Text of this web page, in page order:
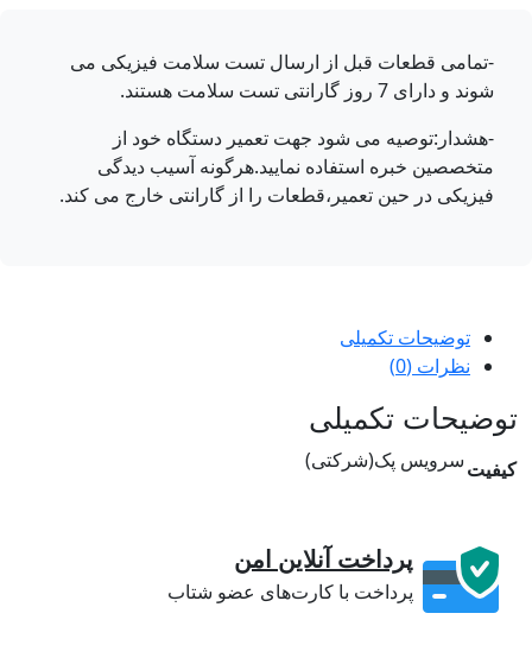
-تمامی قطعات قبل از ارسال تست سلامت فیزیکی می
شوند و دارای 7 روز گارانتی تست سلامت هستند.
-هشدار:توصیه می شود جهت تعمیر دستگاه خود از
متخصصین خبره استفاده نمایید.هرگونه آسیب دیدگی
فیزیکی در حین تعمیر،قطعات را از گارانتی خارج می کند.
توضیحات تکمیلی
نظرات (0)
تکمیلی
سرویس پک(شرکتی)
پرداخت آنلاین امن
پرداخت با کارت‌های عضو شتاب